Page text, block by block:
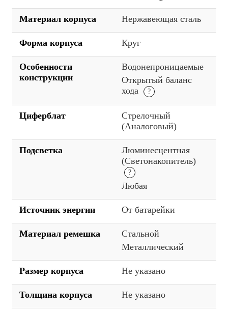
Материал корпуса Нержавеющая сталь
Форма корпуса Круг
Особенности
конструкции
Водонепроницаемые
Открытый баланс
хода
Циферблат
Стрелочный
(Аналоговый)
Подсветка
Люминесцентная
(Светонакопитель)
Любая
Источник энергии От батарейки
Материал ремешка
Стальной
Металлический
Размер корпуса Не указано
Толщина корпуса Не указано